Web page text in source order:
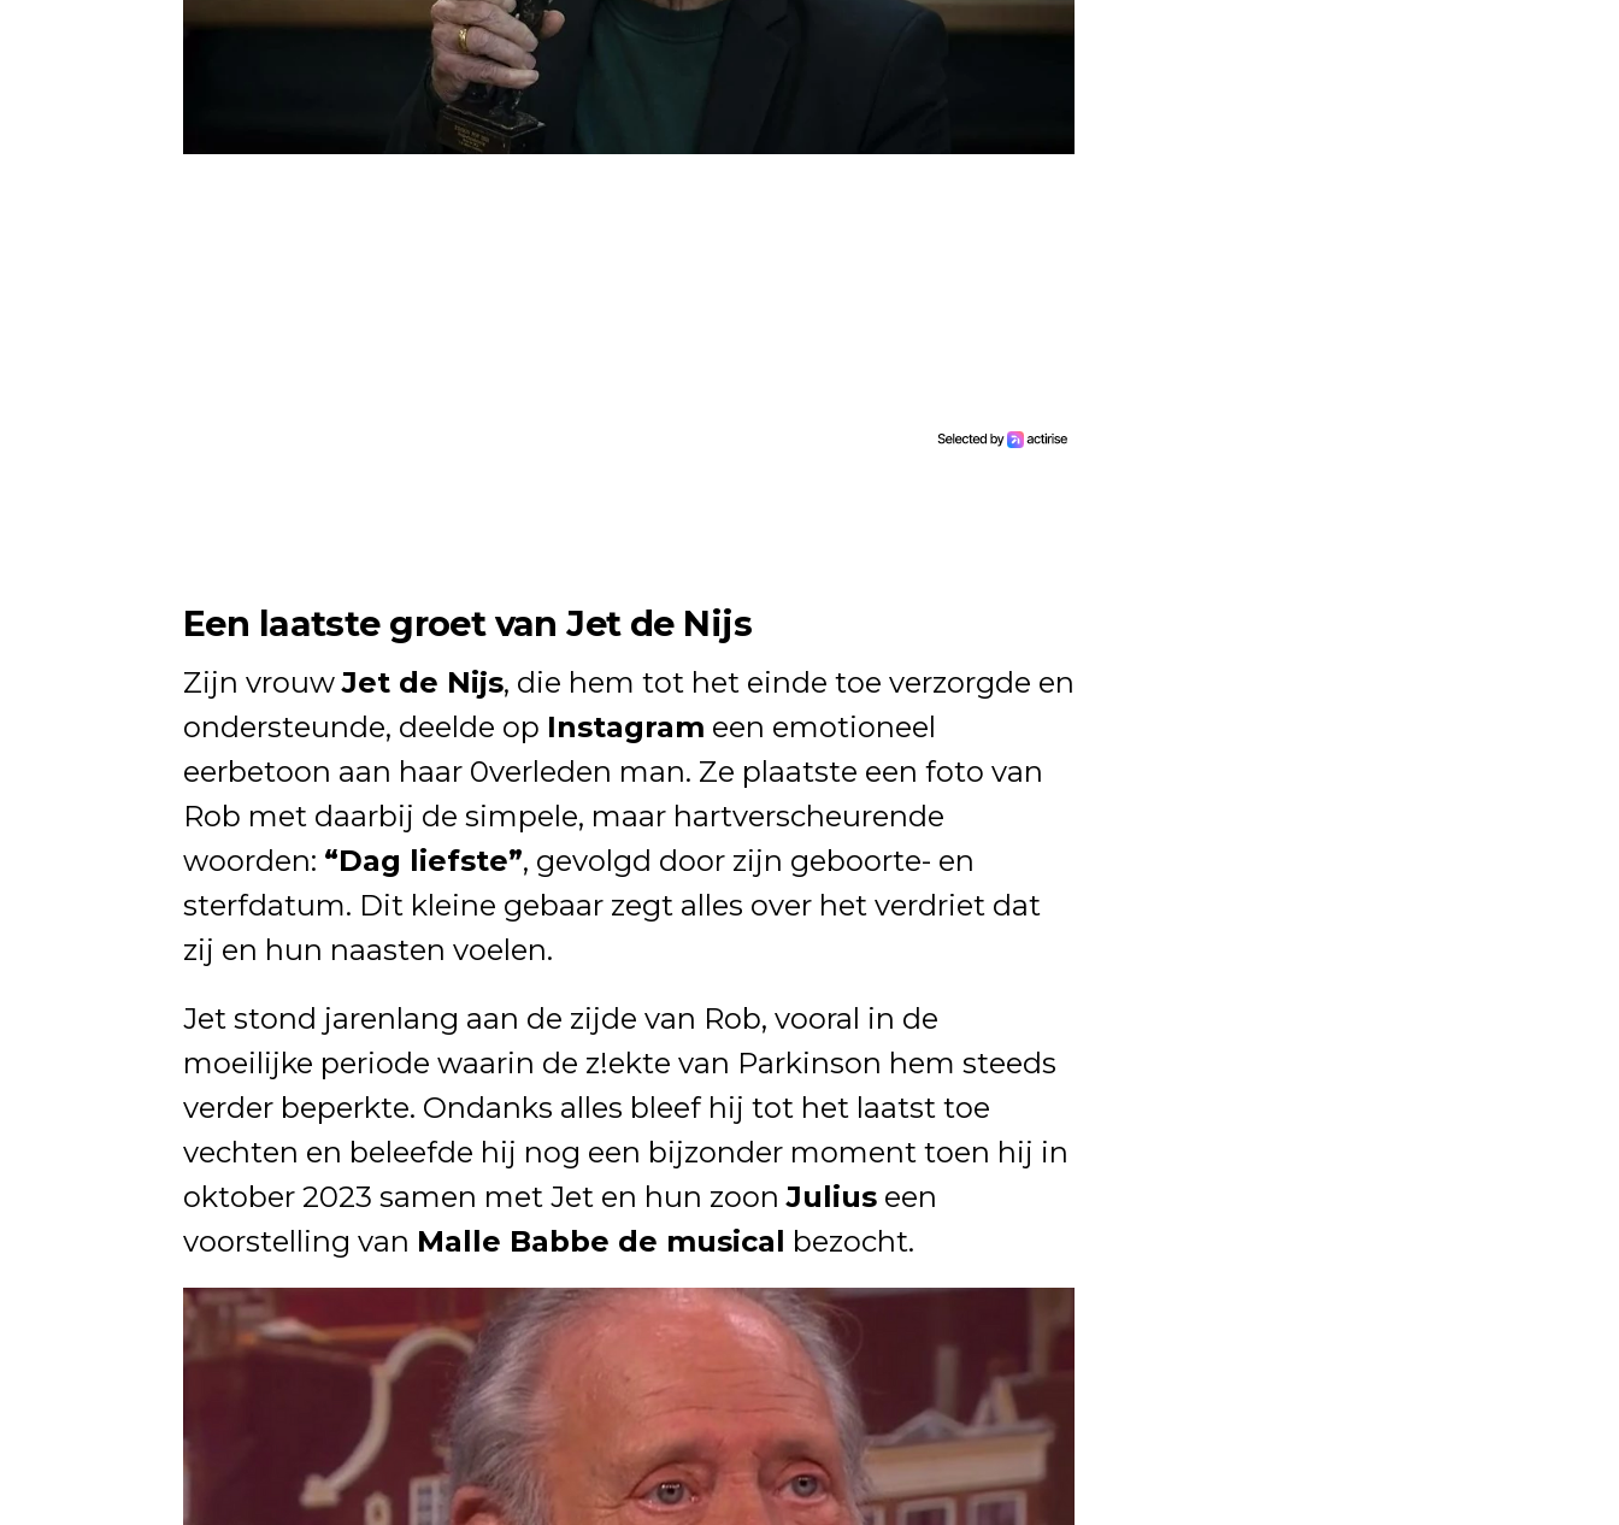
Een laatste groet van Jet de Nijs
Zijn vrouwJet de Nijs, die hem tot het einde toe verzorgde en
ondersteunde, deelde op Instagram een emotioneel
eerbetoon aan haar 0verleden man. Ze plaatste een foto van
Rob met daarbij de simpele, maar hartverscheurende
woorden: “Dag liefste”, gevolgd door zijn geboorte- en
sterfdatum. Dit kleine gebaar zegt alles over het verdriet dat
zij en hun naasten voelen.
Jet stond jarenlang aan de zijde van Rob, vooral in de
moeilijke periode waarin de z!ekte van Parkinson hem steeds
verder beperkte. Ondanks alles bleef hij tot het laatst toe
vechten en beleefde hij nog een bijzonder moment toen hij in
oktober 2023 samen met Jet en hun zoonJulius een
voorstelling van Malle Babbe de musical bezocht.